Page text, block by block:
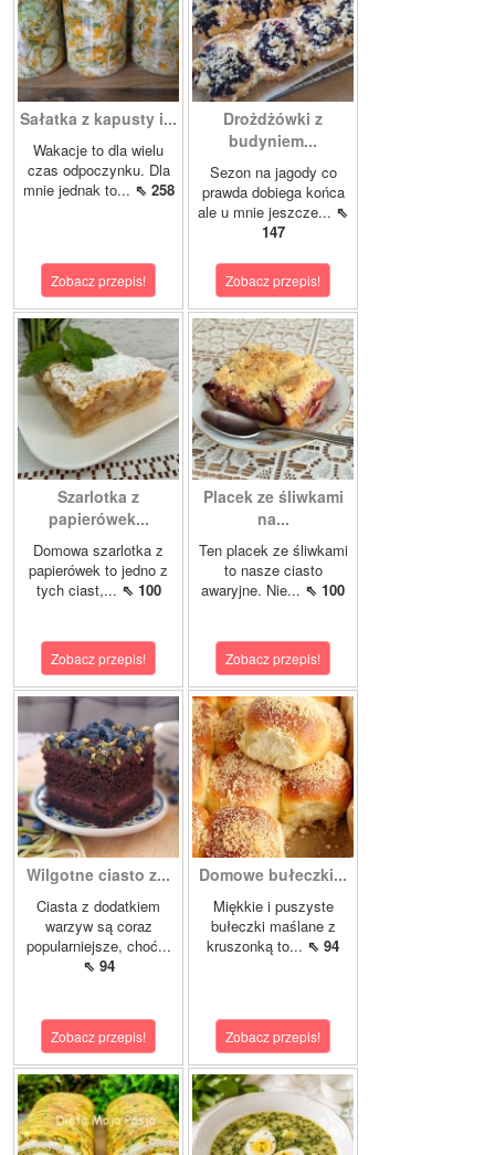
Sałatka z kapusty i...
Wakacje to dla wielu
czas odpoczynku. Dla
mnie jednak to... ⇖ 258
Zobacz przepis!
Drożdżówki z
budyniem...
Sezon na jagody co
prawda dobiega końca
ale u mnie jeszcze... ⇖
147
Zobacz przepis!
Szarlotka z
papierówek...
Domowa szarlotka z
papierówek to jedno z
tych ciast,... ⇖ 100
Zobacz przepis!
Placek ze śliwkami
na...
Ten placek ze śliwkami
to nasze ciasto
awaryjne. Nie... ⇖ 100
Zobacz przepis!
Wilgotne ciasto z...
Ciasta z dodatkiem
warzyw są coraz
popularniejsze, choć...
⇖ 94
Zobacz przepis!
Domowe bułeczki...
Miękkie i puszyste
bułeczki maślane z
kruszonką to... ⇖ 94
Zobacz przepis!